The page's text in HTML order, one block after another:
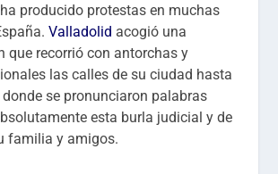
ha producido protestas en muchas
Valladolid acogió una
que recorrió con antorchas y
las calles de su ciudad hasta
se pronunciaron palabras
esta burla judicial y de
familia y amigos.